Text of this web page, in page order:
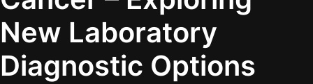
New Laboratory
Diagnostic Options